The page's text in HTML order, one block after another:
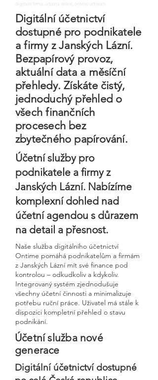
digitalni firma, uctarna online, ontime uctovani
Digitální účetnictví
dostupné pro podnikatele
a firmy z Janských Lázní.
Bezpapírový provoz,
aktuální data a měsíční
přehledy. Získáte čistý,
jednoduchý přehled o
všech finančních
procesech bez
zbytečného papírování.
Účetní služby pro
podnikatele a firmy z
Janských Lázní. Nabízíme
komplexní dohled nad
účetní agendou s důrazem
na detail a přesnost.
Naše služba digitálního účetnictví
Ontime pomáhá podnikatelům a firmám
z Janských Lázní mít své finance pod
kontrolou – odkudkoliv a kdykoliv.
Integrovaný systém zjednodušuje
všechny účetní činnosti a minimalizuje
potřebu ruční práce. Uživatel má stále k
dispozici kompletní přehled o stavu
podnikání.
Účetní služba nové
generace
Digitální účetnictví dostupné